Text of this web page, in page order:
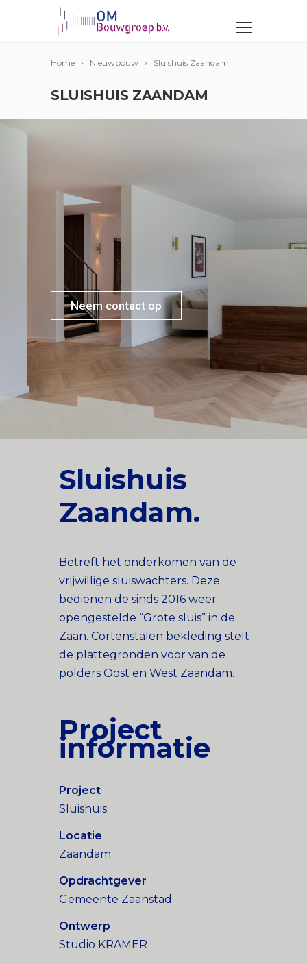
Home Nieuwbouw Sluishuis Zaandam
SLUISHUIS ZAANDAM
Neem contact op
Sluishuis
Zaandam.
Betreft het onderkomen van de
vrijwillige sluiswachters. Deze
bedienen de sinds 2016 weer
opengestelde “Grote sluis” in de
Zaan. Cortenstalen bekleding stelt
de plattegronden voor van de
polders Oost en West Zaandam.
Project
informatie
Project
Sluishuis
Locatie
Zaandam
Opdrachtgever
Gemeente Zaanstad
Ontwerp
Studio KRAMER